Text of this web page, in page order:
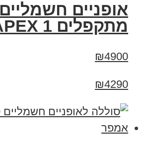
‏אופניים חשמליים
‏מתקפלים Stark APEX 1
₪4900
₪4290